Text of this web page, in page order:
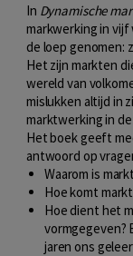
In Dynamische
markwerking in
de loep genomen:
Het zijn markten
wereld van
mislukken altijd in
marktwerking in
Het boek geeft
antwoord op
Waarom is
Hoe komt
Hoe dient het
vormgegeven?
jaren ons